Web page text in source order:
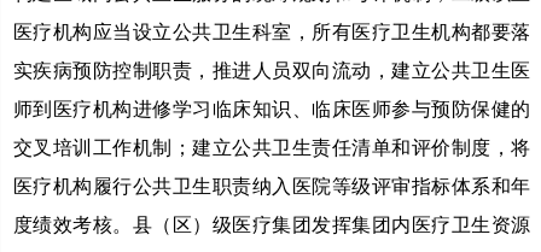
医疗机构应当设立公共卫生科室，所有医疗卫生机构都要落
实疾病预防控制职责，推进人员双向流动，建立公共卫生医
师到医疗机构进修学习临床知识、临床医师参与预防保健的
交叉培训工作机制；建立公共卫生责任清单和评价制度，将
医疗机构履行公共卫生职责纳入医院等级评审指标体系和年
度绩效考核。县（区）级医疗集团发挥集团内医疗卫生资源